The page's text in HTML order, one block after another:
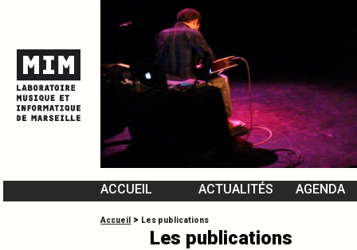
ACCUEIL
VIDÉOMUSIQUES
ACTUALITÉS AGENDA
Accueil > Les publications
Les publications